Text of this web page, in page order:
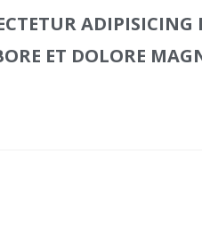
ADIPISICING
ET DOLORE